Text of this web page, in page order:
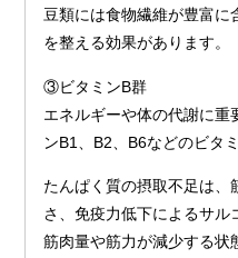
豆類には食物繊維が豊富に
を整える効果があります。
③ビタミンB群
エネルギーや体の代謝に重
ンB1、B2、B6などのビタ
たんぱく質の摂取不足は、
さ、免疫力低下によるサル
筋肉量や筋力が減少する状